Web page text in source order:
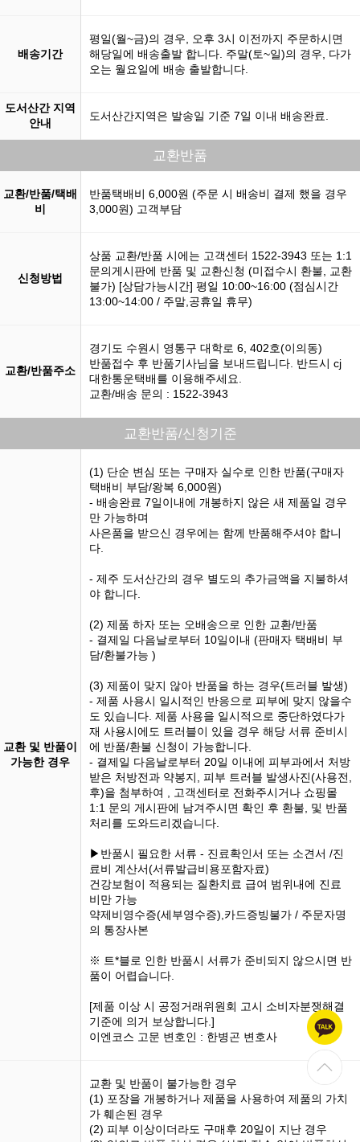
배송기간
평일(월~금)의 경우, 오후 3시 이전까지 주문하시면
해당일에 배송출발 합니다. 주말(토~일)의 경우, 다가
오는 월요일에 배송 출발합니다.
도서산간 지역
안내
도서산간지역은 발송일 기준 7일 이내 배송완료.
교환반품
교환/반품/택배
비
반품택배비 6,000원 (주문 시 배송비 결제 했을 경우
3,000원) 고객부담
신청방법
상품 교환/반품 시에는 고객센터 1522-3943 또는 1:1
문의게시판에 반품 및 교환신청 (미접수시 환불, 교환
불가) [상담가능시간] 평일 10:00~16:00 (점심시간
13:00~14:00 / 주말,공휴일 휴무)
교환/반품주소
경기도 수원시 영통구 대학로 6, 402호(이의동)
반품접수 후 반품기사님을 보내드립니다. 반드시 cj
대한통운택배를 이용해주세요.
교환/배송 문의 : 1522-3943
교환반품/신청기준
교환 및 반품이
가능한 경우
(1) 단순 변심 또는 구매자 실수로 인한 반품(구매자
택배비 부담/왕복 6,000원)
- 배송완료 7일이내에 개봉하지 않은 새 제품일 경우
만 가능하며
사은품을 받으신 경우에는 함께 반품해주셔야 합니
다.
- 제주 도서산간의 경우 별도의 추가금액을 지불하셔
야 합니다.
(2) 제품 하자 또는 오배송으로 인한 교환/반품
- 결제일 다음날로부터 10일이내 (판매자 택배비 부
담/환불가능 )
(3) 제품이 맞지 않아 반품을 하는 경우(트러블 발생)
- 제품 사용시 일시적인 반응으로 피부에 맞지 않을수
도 있습니다. 제품 사용을 일시적으로 중단하였다가
재 사용시에도 트러블이 있을 경우 해당 서류 준비시
에 반품/환불 신청이 가능합니다.
- 결제일 다음날로부터 20일 이내에 피부과에서 처방
받은 처방전과 약봉지, 피부 트러블 발생사진(사용전,
후)을 첨부하여 , 고객센터로 전화주시거나 쇼핑몰
1:1 문의 게시판에 남겨주시면 확인 후 환불, 및 반품
처리를 도와드리겠습니다.
▶반품시 필요한 서류 - 진료확인서 또는 소견서 /진
료비 계산서(서류발급비용포함자료)
건강보험이 적용되는 질환치료 급여 범위내에 진료
비만 가능
약제비영수증(세부영수증),카드증빙불가 / 주문자명
의 통장사본
※ 트*블로 인한 반품시 서류가 준비되지 않으시면 반
품이 어렵습니다.
[제품 이상 시 공정거래위원회 고시 소비자분쟁해결
기준에 의거 보상합니다.]
이엔코스 고문 변호인 : 한병곤 변호사
교환 및 반품이 불가능한 경우
(1) 포장을 개봉하거나 제품을 사용하여 제품의 가치
가 훼손된 경우
(2) 피부 이상이더라도 구매후 20일이 지난 경우